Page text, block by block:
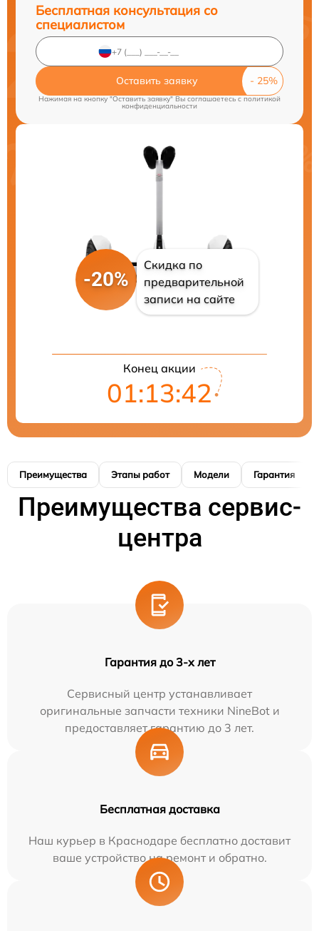
Бесплатная консультация со
специалистом
Оставить заявку
Нажимая на кнопку "Оставить заявку" Вы соглашаетесь c политикой
конфиденциальности
-20%
Скидка по
предварительной
записи на сайте
Конец акции
01:13:41
Преимущества Этапы работ Модели Гарантия
Преимущества сервис-
центра
Гарантия до 3-х лет
Сервисный центр устанавливает
оригинальные запчасти техники NineBot и
предоставляет гарантию до 3 лет.
Бесплатная доставка
Наш курьер в Краснодаре бесплатно доставит
ваше устройство на ремонт и обратно.